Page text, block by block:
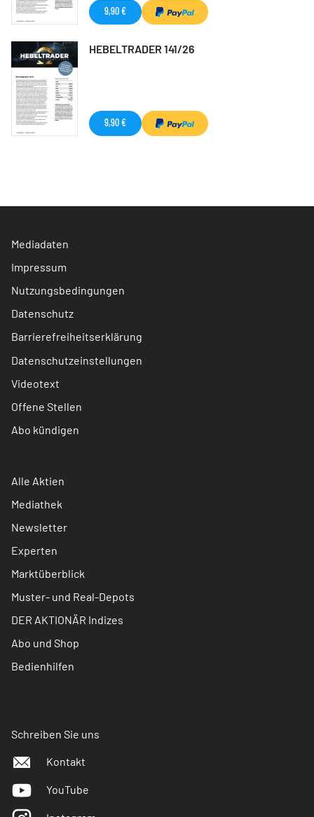
9,90 €
HEBELTRADER 141/26
9,90 €
Mediadaten
Impressum
Nutzungsbedingungen
Datenschutz
Barrierefreiheitserklärung
Datenschutzeinstellungen
Videotext
Offene Stellen
Abo kündigen
Alle Aktien
Mediathek
Newsletter
Experten
Marktüberblick
Muster- und Real-Depots
DER AKTIONÄR Indizes
Abo und Shop
Bedienhilfen
Schreiben Sie uns
Kontakt
YouTube